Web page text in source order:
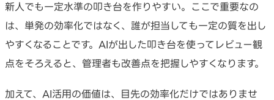
新人でも一定水準の叩き台を作りやすい。ここで重要なの
は、単発の効率化ではなく、誰が担当しても一定の質を出し
やすくなることです。AIが出した叩き台を使ってレビュー観
点をそろえると、管理者も改善点を把握しやすくなります。
加えて、AI活用の価値は、目先の効率化だけではありませ